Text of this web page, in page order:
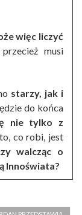
więc liczyć
musi
starzy, jak i
do końca
nie tylko z
co robi, jest
walcząc o
Innoświata?